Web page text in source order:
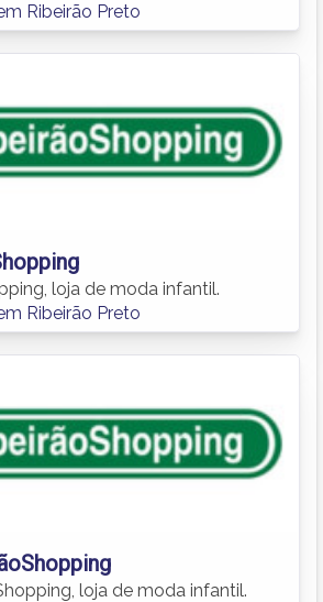
Ribeirão Preto
loja de moda infantil.
Ribeirão Preto
loja de moda infantil.